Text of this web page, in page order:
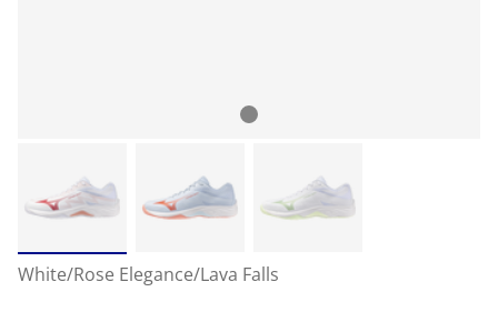
White/Rose Elegance/Lava Falls